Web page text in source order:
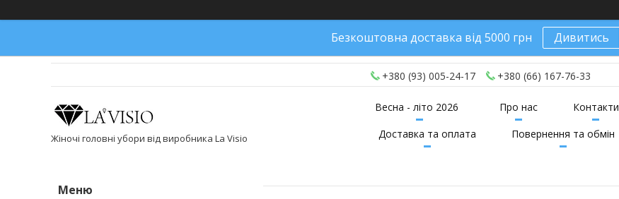
Безкоштовна доставка від 5000 грн Дивитись
+380 (93) 005-24-17 +380 (66) 167-76-33
Жіночі головні убори від виробника La Visio
Весна - літо 2026 Про нас
Контакти
Доставка та оплата
Повернення та обмін